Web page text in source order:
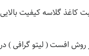
کاغذ گلاسه کیفیت
افست ( لیتو گرافی ) در